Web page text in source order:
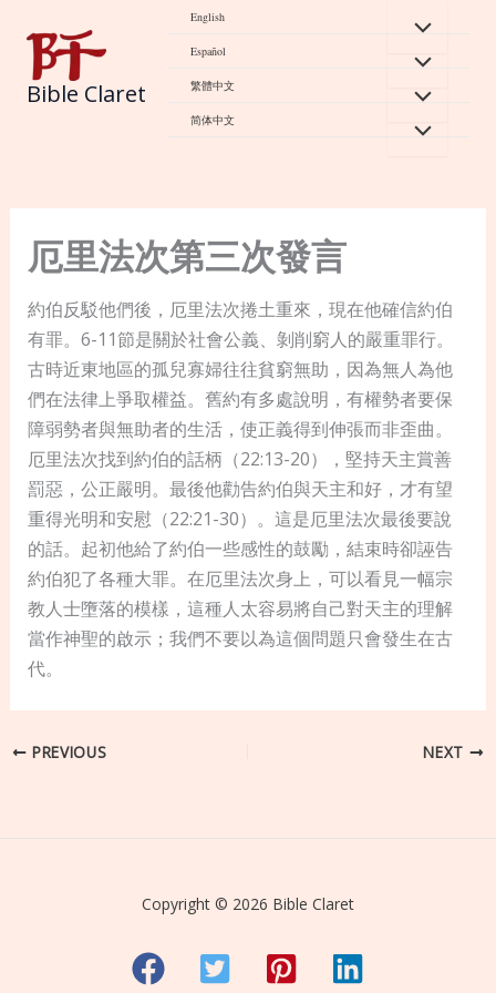
content
Bible Claret
English
Español
繁體中文
简体中文
厄里法次第三次發言
約伯反駁他們後，厄里法次捲土重來，現在他確信約伯
有罪。6-11節是關於社會公義、剝削窮人的嚴重罪行。
古時近東地區的孤兒寡婦往往貧窮無助，因為無人為他
們在法律上爭取權益。舊約有多處說明，有權勢者要保
障弱勢者與無助者的生活，使正義得到伸張而非歪曲。
厄里法次找到約伯的話柄（22:13-20），堅持天主賞善
罰惡，公正嚴明。最後他勸告約伯與天主和好，才有望
重得光明和安慰（22:21-30）。這是厄里法次最後要說
的話。起初他給了約伯一些感性的鼓勵，結束時卻誣告
約伯犯了各種大罪。在厄里法次身上，可以看見一幅宗
教人士墮落的模樣，這種人太容易將自己對天主的理解
當作神聖的啟示；我們不要以為這個問題只會發生在古
代。
PREVIOUS NEXT
Copyright © 2026 Bible Claret